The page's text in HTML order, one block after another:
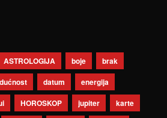
ASTROLOGIJA boje
brak
datum
energija
HOROSKOP jupiter
karte